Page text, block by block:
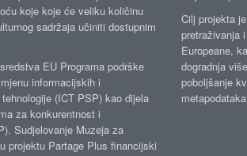
koje koje će veliku količinu
sadržaja učiniti dostupnim
EU Programa podrške
informacijskih i
(ICT PSP) kao dijela
za konkurentnost i
Sudjelovanje Muzeja za
projektu Partage Plus financijski
Cilj projekta
pretraživanja
Europeane,
dogradnja
poboljšanje